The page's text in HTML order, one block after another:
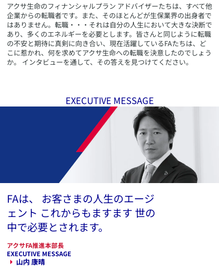
アクサ生命のフィナンシャルプラン アドバイザーたちは、すべて他
企業からの転職者です。また、そのほとんどが生保業界の出身者で
はありません。転職・・・それは自分の人生において大きな決断で
あり、多くのエネルギーを必要とします。皆さんと同じように転職
の不安と期待に真剣に向き合い、現在活躍しているFAたちは、ど
こに惹かれ、何を求めてアクサ生命への転職を決意したのでしょう
か。 インタビューを通して、その答えを見つけてください。
EXECUTIVE MESSAGE
FAは、 お客さまの人生のエージ
ェント これからもますます 世の
中で必要とされます。
アクサFA推進本部長
EXECUTIVE MESSAGE
山内 康晴